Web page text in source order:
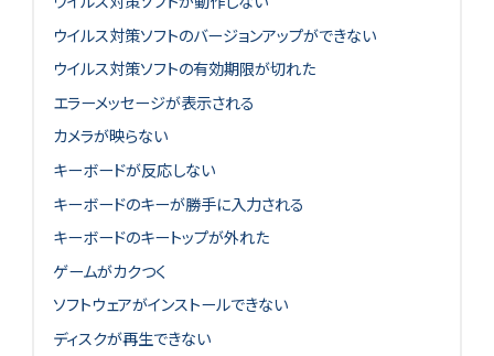
ウイルス対策ソフトのバージョンアップができない
ウイルス対策ソフトの有効期限が切れた
エラーメッセージが表示される
カメラが映らない
キーボードが反応しない
キーボードのキーが勝手に入力される
キーボードのキートップが外れた
ゲームがカクつく
ソフトウェアがインストールできない
ディスクが再生できない